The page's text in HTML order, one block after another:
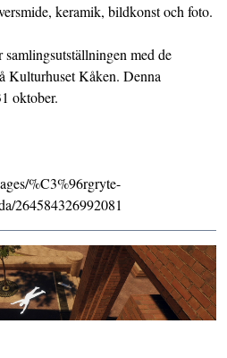
keramik, bildkonst och foto.
med de
Kulturhuset Kåken. Denna
oktober.
%C3%96rgryte-
264584326992081